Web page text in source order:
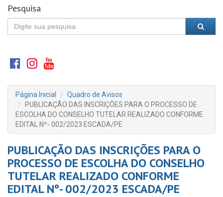
Pesquisa
Página Inicial
Quadro de Avisos
PUBLICAÇÃO DAS INSCRIÇÕES PARA O PROCESSO DE
ESCOLHA DO CONSELHO TUTELAR REALIZADO CONFORME
EDITAL Nº- 002/2023 ESCADA/PE
PUBLICAÇÃO DAS INSCRIÇÕES PARA O
PROCESSO DE ESCOLHA DO CONSELHO
TUTELAR REALIZADO CONFORME
EDITAL Nº- 002/2023 ESCADA/PE